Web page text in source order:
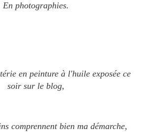
En photographies.
en peinture à l'huile exposée ce
soir sur le blog,
comprennent bien ma démarche,